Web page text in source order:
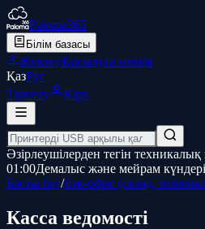
Paloma365
Білім базасы
ЖүктеуҚосылуға өтінім
ҚазРус
Тіркелу
Кіру
Әзірлеушілерден тегін техникалық
01:00Демалыс және мейрам
Басты бет/Бэк-офис (склад,
Касса ведомості